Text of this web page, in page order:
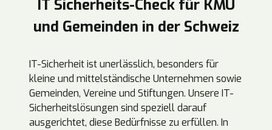
IT Sicherheits-Check für KMU
und Gemeinden in der Schweiz
IT-Sicherheit ist unerlässlich, besonders für
kleine und mittelständische Unternehmen sowie
Gemeinden, Vereine und Stiftungen. Unsere IT-
Sicherheitslösungen sind speziell darauf
ausgerichtet, diese Bedürfnisse zu erfüllen. In